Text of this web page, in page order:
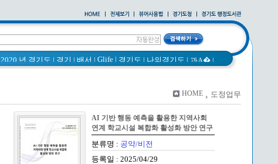
2020 년 경기도 | 경기 | 배서 | Glife | 경기도 | 나의경기도 | 과A� |
바른공동주택관리 매뉴얼|통계연보|경기도 바로알기|
공동주택|국토의 계획 및 이용에 관한 법률_질의 회신 사례집|
의회소식 81호
2020|다문화가족 소식지
HOME 도정업무
AI 기반 행동 예측을 활용한 지역사회
연계 학교시설 복합화 활성화 방안 연구
분류명 : 공약/비전
등록일 : 2025/04/29